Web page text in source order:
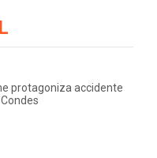
protagoniza accidente